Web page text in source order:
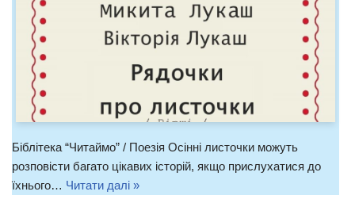
Біблітека “Читаймо” / Поезія Осінні листочки можуть
розповісти багато цікавих історій, якщо прислухатися до
їхнього… Читати далі »